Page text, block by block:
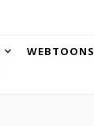
WEBTOONS